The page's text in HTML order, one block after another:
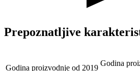
Prepoznatljive
Godina proizvodnje od 2019
Godina